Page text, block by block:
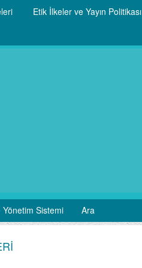
Etik İlkeler ve Yayın Politikası
Sistemi Ara